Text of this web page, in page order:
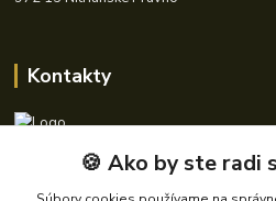
Kontakty
+421 940 621 185
🍪 Ako by ste radi